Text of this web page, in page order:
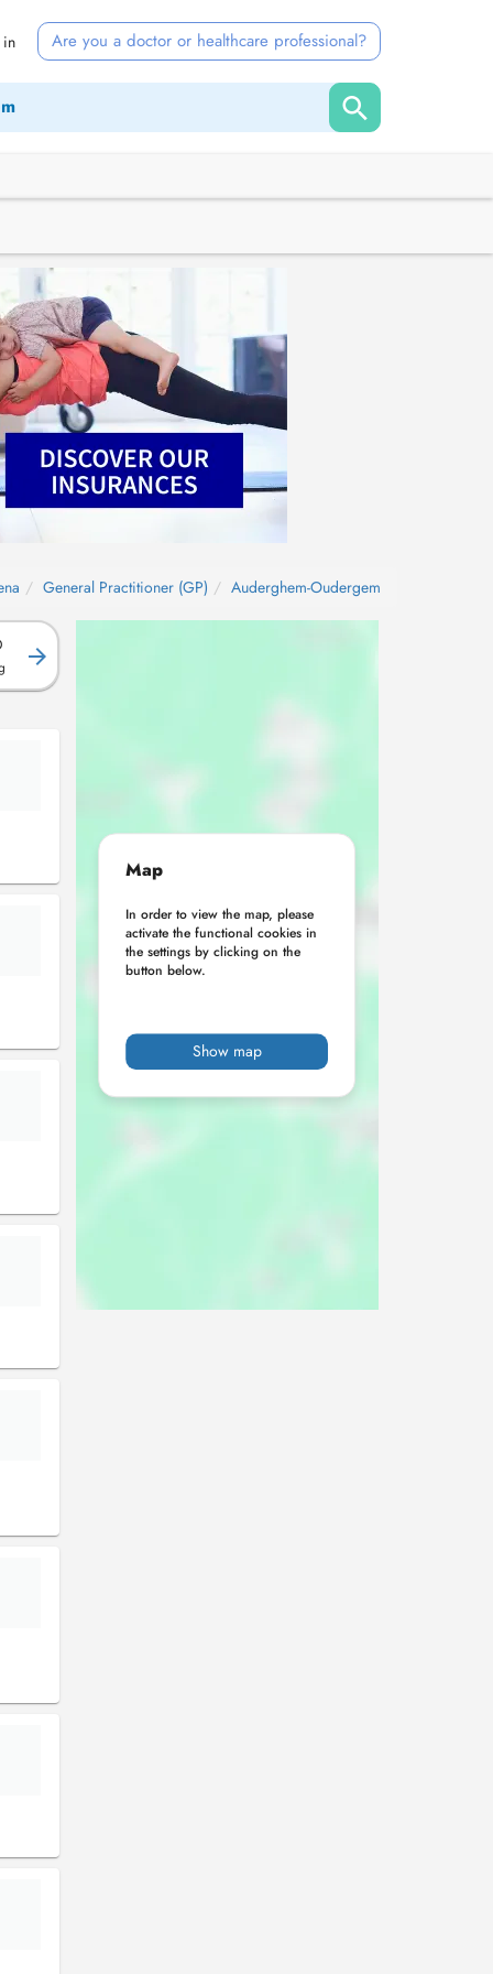
in Are you a doctor or healthcare professional?
General Practitioner (GP) Auderghem-Oudergem
Map
In order to view the map, please
activate the functional cookies in
the settings by clicking on the
button below.
Show map